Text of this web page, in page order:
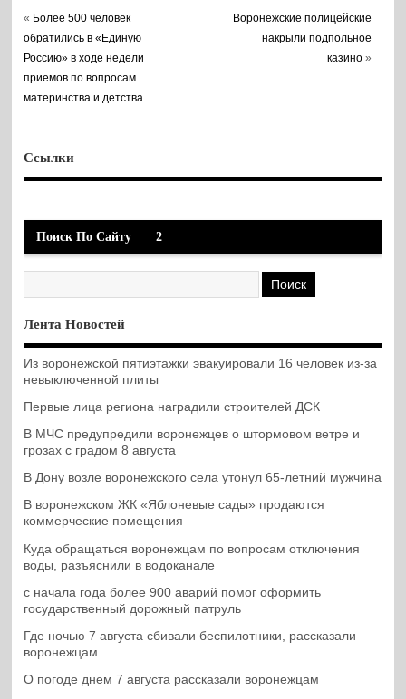
« Более 500 человек
обратились в «Единую
Россию» в ходе недели
приемов по вопросам
материнства и детства
Воронежские полицейские
накрыли подпольное
казино »
Ссылки
Поиск По Сайту 2
Лента Новостей
Из воронежской пятиэтажки эвакуировали 16 человек из-за
невыключенной плиты
Первые лица региона наградили строителей ДСК
В МЧС предупредили воронежцев о штормовом ветре и
грозах с градом 8 августа
В Дону возле воронежского села утонул 65-летний мужчина
В воронежском ЖК «Яблоневые сады» продаются
коммерческие помещения
Куда обращаться воронежцам по вопросам отключения
воды, разъяснили в водоканале
с начала года более 900 аварий помог оформить
государственный дорожный патруль
Где ночью 7 августа сбивали беспилотники, рассказали
воронежцам
О погоде днем 7 августа рассказали воронежцам